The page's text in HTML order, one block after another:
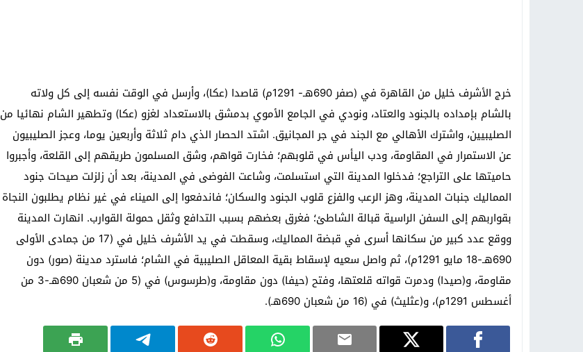
خرج الأشرف خليل من القاهرة في (صفر 690هـ- 1291م) قاصدا (عكا)، وأرسل في الوقت نفسه إلى كل ولاته
بالشام بإمداده بالجنود والعتاد، ونودي في الجامع الأموي بدمشق بالاستعداد لغزو (عكا) وتطهير الشام نهائيا من
الصليبيين، واشترك الأهالي مع الجند في جر المجانيق. اشتد الحصار الذي دام ثلاثة وأربعين يوما، وعجز الصليبيون
عن الاستمرار في المقاومة، ودب اليأس في قلوبهم؛ فخارت قواهم، وشق المسلمون طريقهم إلى القلعة، وأجبروا
حاميتها على التراجع؛ فدخلوا المدينة التي استسلمت، وشاعت الفوضى في المدينة، بعد أن زلزلت صيحات جنود
المماليك جنبات المدينة، وهز الرعب والفزع قلوب الجنود والسكان؛ فاندفعوا إلى الميناء في غير نظام يطلبون النجاة
بقواربهم إلى السفن الراسية قبالة الشاطئ؛ فغرق بعضهم بسبب التدافع وثقل حمولة القوارب. انهارت المدينة
ووقع عدد كبير من سكانها أسرى في قبضة المماليك، وسقطت في يد الأشرف خليل في (17 من جمادى الأولى
690هـ-18 مايو 1291م)، ثم واصل سعيه لإسقاط بقية المعاقل الصليبية في الشام؛ فاسترد مدينة (صور) دون
مقاومة، و(صيدا) ودمرت قواته قلعتها، وفتح (حيفا) دون مقاومة، و(طرسوس) في (5 من شعبان 690هـ-3 من
أغسطس 1291م)، و(عثليث) في (16 من شعبان 690هـ).